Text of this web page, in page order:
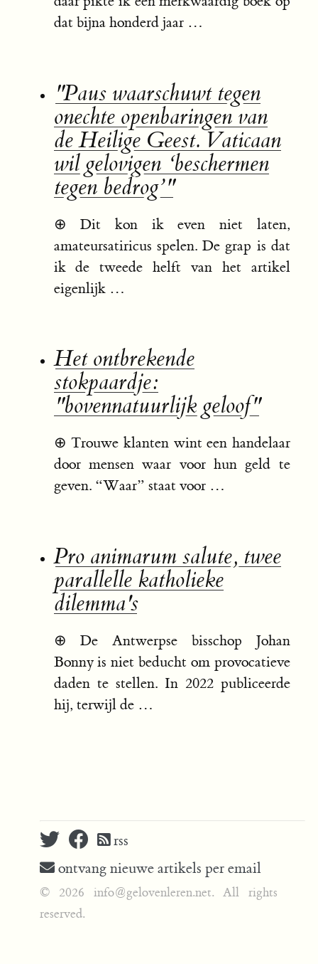
dat bijna honderd jaar …
"Paus waarschuwt tegen
onechte openbaringen van
de Heilige Geest. Vaticaan
wil gelovigen ‘beschermen
tegen bedrog’"
⊕Dit kon ik even niet laten,
amateursatiricus spelen. De grap is dat
ik de tweede helft van het artikel
eigenlijk …
Het ontbrekende
stokpaardje:
"bovennatuurlijk geloof"
⊕Trouwe klanten wint een handelaar
door mensen waar voor hun geld te
geven. “Waar” staat voor …
Pro animarum salute, twee
parallelle katholieke
dilemma's
⊕De Antwerpse bisschop Johan
Bonny is niet beducht om provocatieve
daden te stellen. In 2022 publiceerde
hij, terwijl de …
rss
ontvang nieuwe artikels per email
© 2026 info@gelovenleren.net. All rights
reserved.